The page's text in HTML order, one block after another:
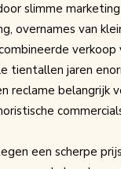
slimme marketing
overnames van
tientallen jaren
reclame
een scherpe